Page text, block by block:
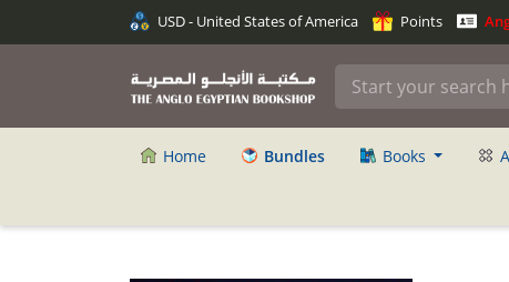
USD - United States of America Points
Home Bundles Books